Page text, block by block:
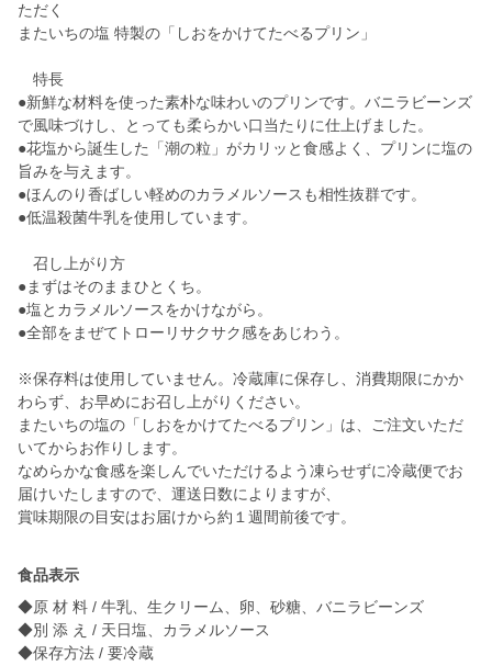
ただく
またいちの塩 特製の「しおをかけてたべるプリン」
特長
●新鮮な材料を使った素朴な味わいのプリンです。バニラビーンズ
で風味づけし、とっても柔らかい口当たりに仕上げました。
●花塩から誕生した「潮の粒」がカリッと食感よく、プリンに塩の
旨みを与えます。
●ほんのり香ばしい軽めのカラメルソースも相性抜群です。
●低温殺菌牛乳を使用しています。
召し上がり方
●まずはそのままひとくち。
●塩とカラメルソースをかけながら。
●全部をまぜてトローリサクサク感をあじわう。
※保存料は使用していません。冷蔵庫に保存し、消費期限にかか
わらず、お早めにお召し上がりください。
またいちの塩の「しおをかけてたべるプリン」は、ご注文いただ
いてからお作りします。
なめらかな食感を楽しんでいただけるよう凍らせずに冷蔵便でお
届けいたしますので、運送日数によりますが、
賞味期限の目安はお届けから約１週間前後です。
食品表示
◆原 材 料 / 牛乳、生クリーム、卵、砂糖、バニラビーンズ
◆別 添 え / 天日塩、カラメルソース
◆保存方法 / 要冷蔵